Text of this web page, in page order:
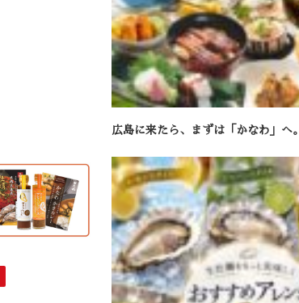
広島に来たら、まずは「かなわ」へ。